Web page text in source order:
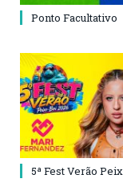
Ponto Facultativo
5ª Fest Verão